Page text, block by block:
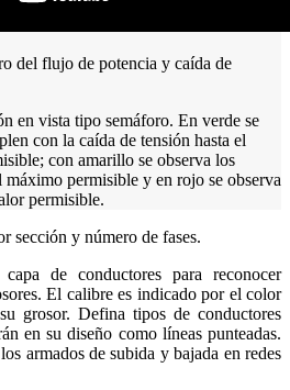
del flujo de potencia y caída de
en vista tipo semáforo. En verde se
con la caída de tensión hasta el
con amarillo se observa los
máximo permisible y en rojo se observa
permisible.
sección y número de fases.
de conductores para reconocer
El calibre es indicado por el color
grosor. Defina tipos de conductores
en su diseño como líneas punteadas.
armados de subida y bajada en redes